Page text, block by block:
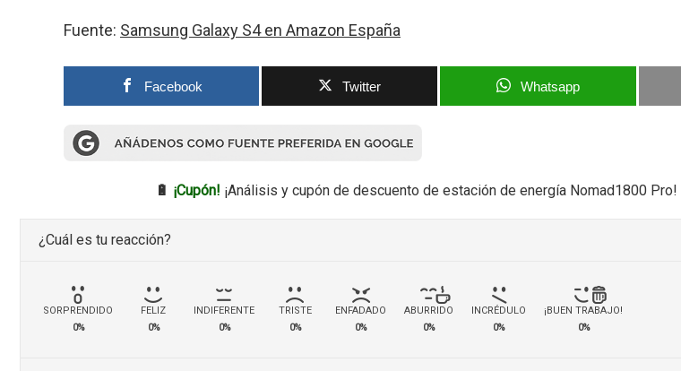
Fuente: Samsung Galaxy S4 en Amazon España
Facebook Twitter Whatsapp
🔋 ¡Cupón! ¡Análisis y cupón de descuento de estación de energía Nomad1800 Pro! [
¿Cuál es tu reacción?
SORPRENDIDO
0%
FELIZ
0%
INDIFERENTE
0%
TRISTE
0%
ENFADADO
0%
ABURRIDO
0%
INCRÉDULO
0%
¡BUEN TRABAJO!
0%